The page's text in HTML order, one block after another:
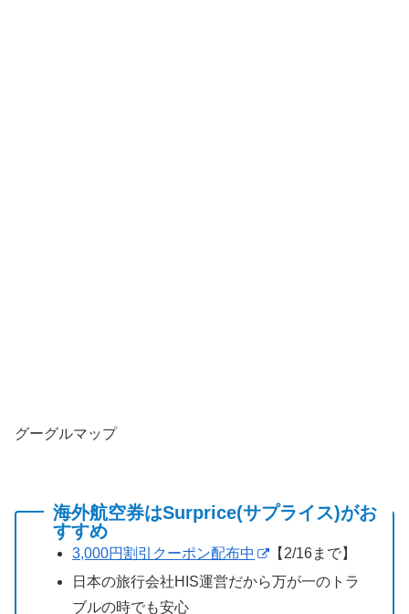
グーグルマップ
海外航空券はSurprice(サプライス)がお
すすめ
3,000円割引クーポン配布中
【2/16まで】
日本の旅行会社HIS運営だから万が一のトラ
ブルの時でも安心